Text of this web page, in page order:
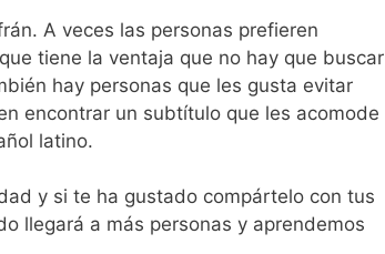
A veces las personas prefieren
tiene la ventaja que no hay que buscar
hay personas que les gusta evitar
encontrar un subtítulo que les acomode
latino.
y si te ha gustado compártelo con tus
llegará a más personas y aprendemos